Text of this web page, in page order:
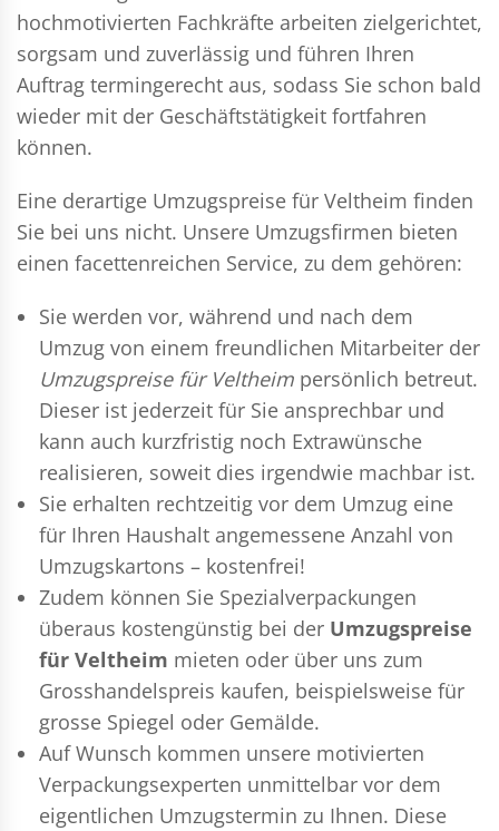
hochmotivierten Fachkräfte arbeiten zielgerichtet,
sorgsam und zuverlässig und führen Ihren
Auftrag termingerecht aus, sodass Sie schon bald
wieder mit der Geschäftstätigkeit fortfahren
können.
Eine derartige Umzugspreise für Veltheim finden
Sie bei uns nicht. Unsere Umzugsfirmen bieten
einen facettenreichen Service, zu dem gehören:
Sie werden vor, während und nach dem
Umzug von einem freundlichen Mitarbeiter der
Umzugspreise für Veltheim persönlich betreut.
Dieser ist jederzeit für Sie ansprechbar und
kann auch kurzfristig noch Extrawünsche
realisieren, soweit dies irgendwie machbar ist.
Sie erhalten rechtzeitig vor dem Umzug eine
für Ihren Haushalt angemessene Anzahl von
Umzugskartons – kostenfrei!
Zudem können Sie Spezialverpackungen
überaus kostengünstig bei der Umzugspreise
für Veltheim mieten oder über uns zum
Grosshandelspreis kaufen, beispielsweise für
grosse Spiegel oder Gemälde.
Auf Wunsch kommen unsere motivierten
Verpackungsexperten unmittelbar vor dem
eigentlichen Umzugstermin zu Ihnen. Diese